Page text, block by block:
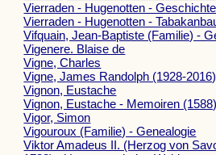
Vierraden - Hugenotten - Geschichte
Vierraden - Hugenotten -
Vifquain, Jean-Baptiste (Familie) -
Vigenere. Blaise de
Vigne, Charles
Vigne, James Randolph (1928-
Vignon, Eustache
Vignon, Eustache - Memoiren
Vigor, Simon
Vigouroux (Familie) - Genealogie
Viktor Amadeus II. (Herzog von